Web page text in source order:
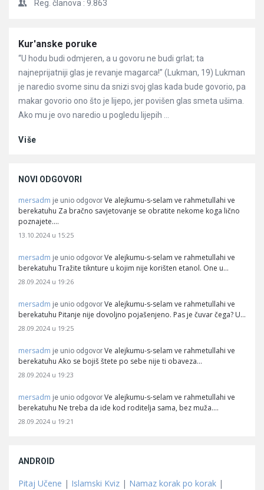
Reg. članova : 9.863
Članci
Kur'anske poruke
“U hodu budi odmjeren, a u govoru ne budi grlat; ta
najneprijatniji glas je revanje magarca!” (Lukman, 19) Lukman
je naredio svome sinu da snizi svoj glas kada bude govorio, pa
makar govorio ono što je lijepo, jer povišen glas smeta ušima.
Ako mu je ovo naredio u pogledu lijepih ...
Više
NOVI ODGOVORI
mersadm je unio odgovor Ve alejkumu-s-selam ve rahmetullahi ve
berekatuhu Za bračno savjetovanje se obratite nekome koga lično
poznajete.…
13.10.2024 u 15:25
mersadm je unio odgovor Ve alejkumu-s-selam ve rahmetullahi ve
berekatuhu Tražite tiknture u kojim nije korišten etanol. One u…
28.09.2024 u 19:26
mersadm je unio odgovor Ve alejkumu-s-selam ve rahmetullahi ve
berekatuhu Pitanje nije dovoljno pojašenjeno. Pas je čuvar čega? U…
28.09.2024 u 19:25
mersadm je unio odgovor Ve alejkumu-s-selam ve rahmetullahi ve
berekatuhu Ako se bojiš štete po sebe nije ti obaveza…
28.09.2024 u 19:23
mersadm je unio odgovor Ve alejkumu-s-selam ve rahmetullahi ve
berekatuhu Ne treba da ide kod roditelja sama, bez muža.…
28.09.2024 u 19:21
ANDROID
Pitaj Učene | Islamski Kviz | Namaz korak po korak |